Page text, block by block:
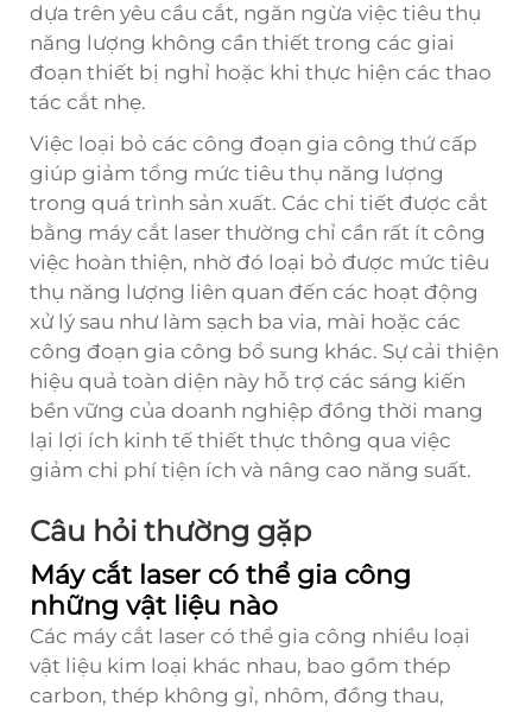
dựa trên yêu cầu cắt, ngăn ngừa việc tiêu thụ
năng lượng không cần thiết trong các giai
đoạn thiết bị nghỉ hoặc khi thực hiện các thao
tác cắt nhẹ.
Việc loại bỏ các công đoạn gia công thứ cấp
giúp giảm tổng mức tiêu thụ năng lượng
trong quá trình sản xuất. Các chi tiết được cắt
bằng máy cắt laser thường chỉ cần rất ít công
việc hoàn thiện, nhờ đó loại bỏ được mức tiêu
thụ năng lượng liên quan đến các hoạt động
xử lý sau như làm sạch ba via, mài hoặc các
công đoạn gia công bổ sung khác. Sự cải thiện
hiệu quả toàn diện này hỗ trợ các sáng kiến
bền vững của doanh nghiệp đồng thời mang
lại lợi ích kinh tế thiết thực thông qua việc
giảm chi phí tiện ích và nâng cao năng suất.
Câu hỏi thường gặp
Máy cắt laser có thể gia công
những vật liệu nào
Các máy cắt laser có thể gia công nhiều loại
vật liệu kim loại khác nhau, bao gồm thép
carbon, thép không gỉ, nhôm, đồng thau,